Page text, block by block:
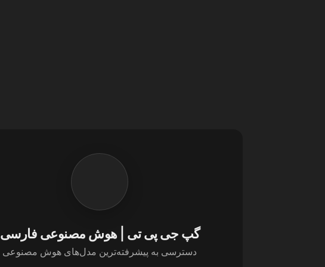
گپ جی پی تی | هوش مصنوعی فارسی
دسترسی به پیشرفته‌ترین مدل‌های هوش مصنوعی